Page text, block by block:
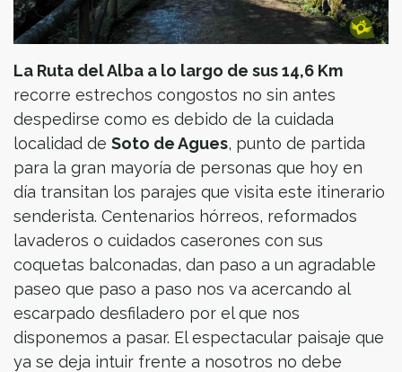
La Ruta del Alba a lo largo de sus 14,6 Km
recorre estrechos congostos no sin antes
despedirse como es debido de la cuidada
localidad de Soto de Agues, punto de partida
para la gran mayoría de personas que hoy en
día transitan los parajes que visita este itinerario
senderista. Centenarios hórreos, reformados
lavaderos o cuidados caserones con sus
coquetas balconadas, dan paso a un agradable
paseo que paso a paso nos va acercando al
escarpado desfiladero por el que nos
disponemos a pasar. El espectacular paisaje que
ya se deja intuir frente a nosotros no debe